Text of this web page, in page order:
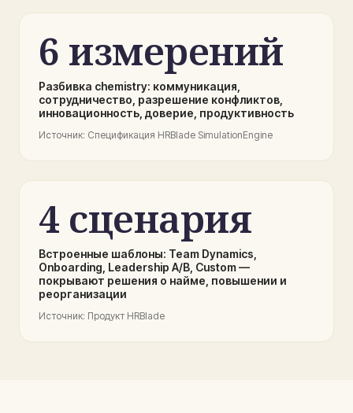
6 измерений
Разбивка chemistry: коммуникация,
сотрудничество, разрешение конфликтов,
инновационность, доверие, продуктивность
Источник: Спецификация HRBlade SimulationEngine
4 сценария
Встроенные шаблоны: Team Dynamics,
Onboarding, Leadership A/B, Custom —
покрывают решения о найме, повышении и
реорганизации
Источник: Продукт HRBlade